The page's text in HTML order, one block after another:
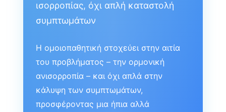
ισορροπίας, όχι απλή καταστολή
συμπτωμάτων
Η ομοιοπαθητική στοχεύει στην αιτία
του προβλήματος – την ορμονική
ανισορροπία – και όχι απλά στην
κάλυψη των συμπτωμάτων,
προσφέροντας μια ήπια αλλά